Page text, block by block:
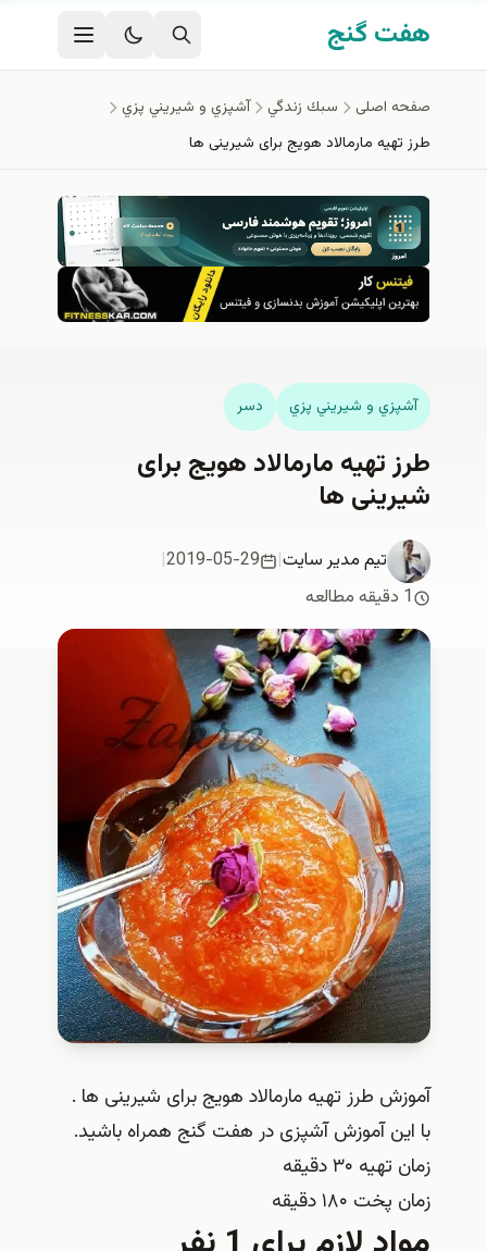
رفتن به محتوای اصلی
هفت گنج
صفحه اصلی سبك زندگي
آشپزي و شيريني پزي
طرز تهیه مارمالاد هویج برای شیرینی ها
آشپزي و شيريني پزي دسر
طرز تهیه مارمالاد هویج برای
شیرینی ها
تیم مدیر سایت|
2019-05-29
|
1 دقیقه مطالعه
آموزش طرز تهیه مارمالاد هویج برای شیرینی ها .
با این آموزش آشپزی در هفت گنج همراه باشید.
زمان تهیه ۳۰ دقیقه
زمان پخت ۱۸۰ دقیقه